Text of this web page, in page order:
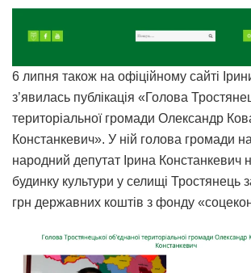
6 липня також на офіційному сайті
з’явилась публікація «Голова
територіальної громади Олександр
Констанкевич». У ній голова громади
народний депутат Ірина Констанкевич
будинку культури у селищі Тростянець
грн державних коштів з фонду